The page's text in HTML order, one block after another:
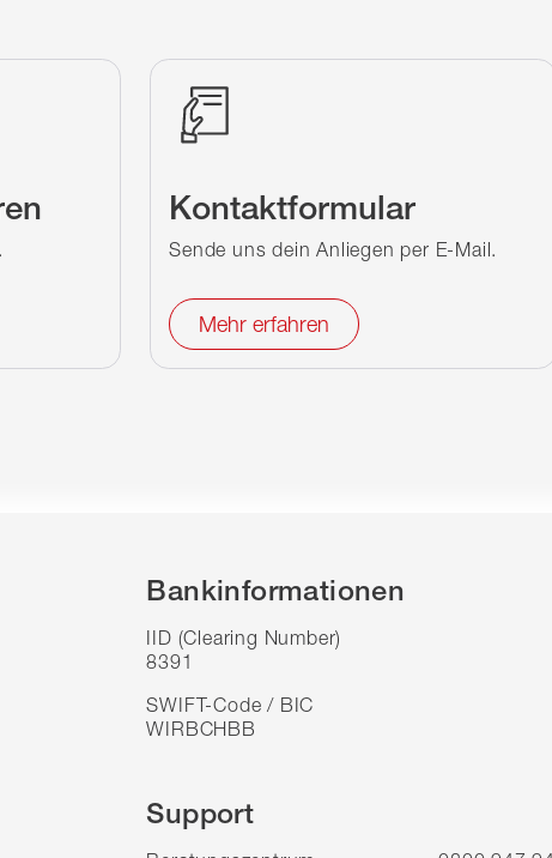
Kontaktformular
Sende uns dein Anliegen per E-Mail.
Mehr erfahren
Bankinformationen
IID (Clearing Number)
8391
SWIFT-Code / BIC
WIRBCHBB
Support